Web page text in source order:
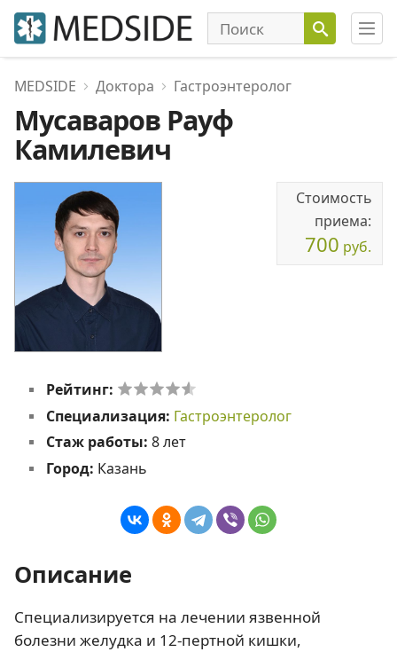
MEDSIDE Доктора Гастроэнтеролог
Мусаваров Рауф
Камилевич
Стоимость
приема:
700 руб.
Рейтинг:
Специализация: Гастроэнтеролог
Стаж работы: 8 лет
Город: Казань
Описание
Специализируется на лечении язвенной
болезни желудка и 12-пертной кишки,